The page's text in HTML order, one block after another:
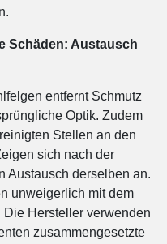
Schäden: Austausch
entfernt Schmutz
Optik. Zudem
Stellen an den
sich nach der
Austausch derselben an.
unweigerlich mit dem
Hersteller verwenden
zusammengesetzte